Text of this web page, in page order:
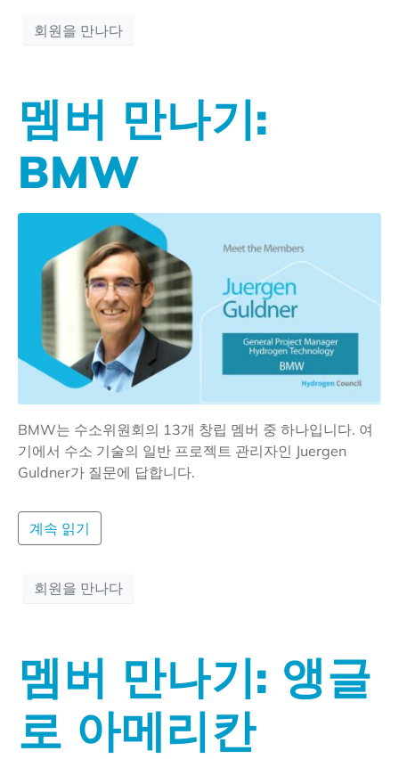
회원을 만나다
멤버 만나기:
BMW
BMW는 수소위원회의 13개 창립 멤버 중 하나입니다. 여
기에서 수소 기술의 일반 프로젝트 관리자인 Juergen
Guldner가 질문에 답합니다.
계속 읽기
회원을 만나다
멤버 만나기: 앵글
로 아메리칸